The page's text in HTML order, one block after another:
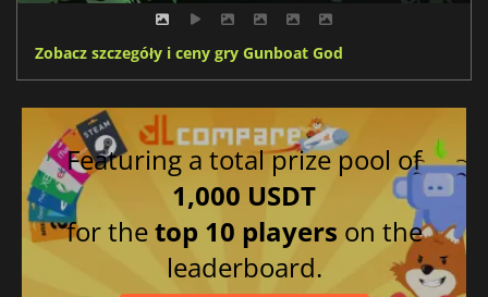
Zobacz szczegóły i ceny gry Gunboat God
Featuring a total prize pool of
1,000 USDT
for thetop 10 players on the
leaderboard.